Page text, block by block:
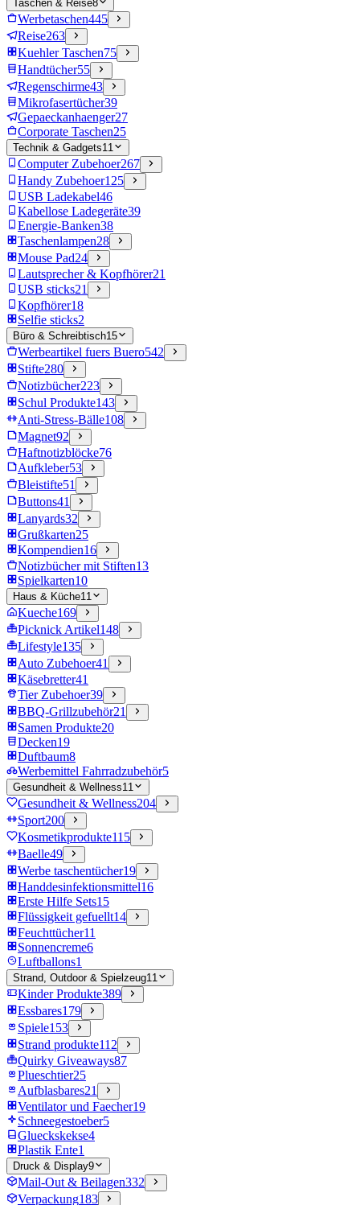
Taschen & Reise8
Werbetaschen445
Reise263
Kuehler Taschen75
Handtücher55
Regenschirme43
Mikrofasertücher39
Gepaeckanhaenger27
Corporate Taschen25
Technik & Gadgets11
Computer Zubehoer267
Handy Zubehoer125
USB Ladekabel46
Kabellose Ladegeräte39
Energie-Banken38
Taschenlampen28
Mouse Pad24
Lautsprecher & Kopfhörer21
USB sticks21
Kopfhörer18
Selfie sticks2
Büro & Schreibtisch15
Werbeartikel fuers Buero542
Stifte280
Notizbücher223
Schul Produkte143
Anti-Stress-Bälle108
Magnet92
Haftnotizblöcke76
Aufkleber53
Bleistifte51
Buttons41
Lanyards32
Grußkarten25
Kompendien16
Notizbücher mit Stiften13
Spielkarten10
Haus & Küche11
Kueche169
Picknick Artikel148
Lifestyle135
Auto Zubehoer41
Käsebretter41
Tier Zubehoer39
BBQ-Grillzubehör21
Samen Produkte20
Decken19
Duftbaum8
Werbemittel Fahrradzubehör5
Gesundheit & Wellness11
Gesundheit & Wellness204
Sport200
Kosmetikprodukte115
Baelle49
Werbe taschentücher19
Handdesinfektionsmittel16
Erste Hilfe Sets15
Flüssigkeit gefuellt14
Feuchttücher11
Sonnencreme6
Luftballons1
Strand, Outdoor & Spielzeug11
Kinder Produkte389
Essbares179
Spiele153
Strand produkte112
Quirky Giveaways87
Plueschtier25
Aufblasbares21
Ventilator und Faecher19
Schneegestoeber5
Glueckskekse4
Plastik Ente1
Druck & Display9
Mail-Out & Beilagen332
Verpackung183